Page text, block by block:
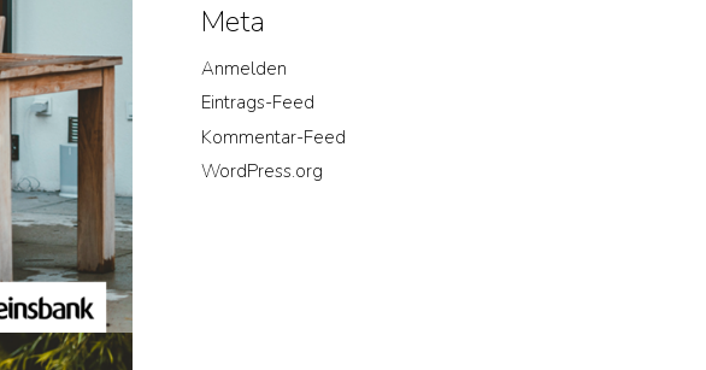
Meta
Anmelden
Eintrags-Feed
Kommentar-Feed
WordPress.org